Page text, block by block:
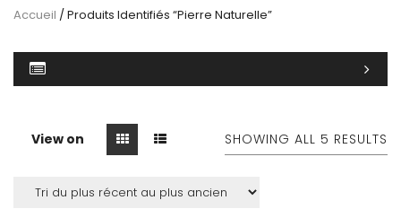
Accueil / Produits Identifiés “pierre Naturelle”
View on SHOWING ALL 5 RESULTS